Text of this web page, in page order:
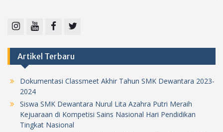
Artikel Terbaru
Dokumentasi Classmeet Akhir Tahun SMK Dewantara 2023-
2024
Siswa SMK Dewantara Nurul Lita Azahra Putri Meraih
Kejuaraan di Kompetisi Sains Nasional Hari Pendidikan
Tingkat Nasional